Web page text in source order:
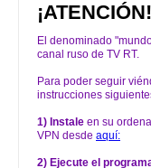
¡ATENCIÓN!
El denominado
canal ruso de TV RT.
Para poder seguir
instrucciones
1) Instale en su
VPN desde aquí:
2) Ejecute el